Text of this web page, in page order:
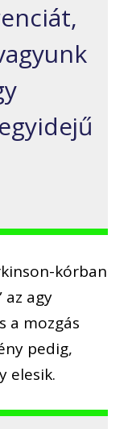
kórban
az agy
a mozgás
pedig,
elesik.